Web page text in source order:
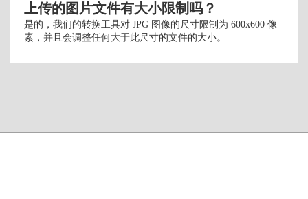
上传的图片文件有大小限制吗？
是的，我们的转换工具对 JPG 图像的尺寸限制为 600x600 像
素，并且会调整任何大于此尺寸的文件的大小。